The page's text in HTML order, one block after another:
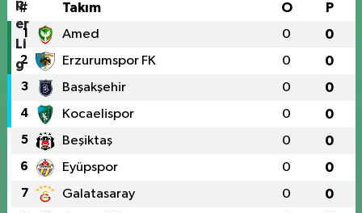
# Takım O P
1 Amed 0 0
2 Erzurumspor FK 0 0
3 Başakşehir 0 0
4 Kocaelispor 0 0
5 Beşiktaş 0 0
6 Eyüpspor 0 0
7 Galatasaray 0 0